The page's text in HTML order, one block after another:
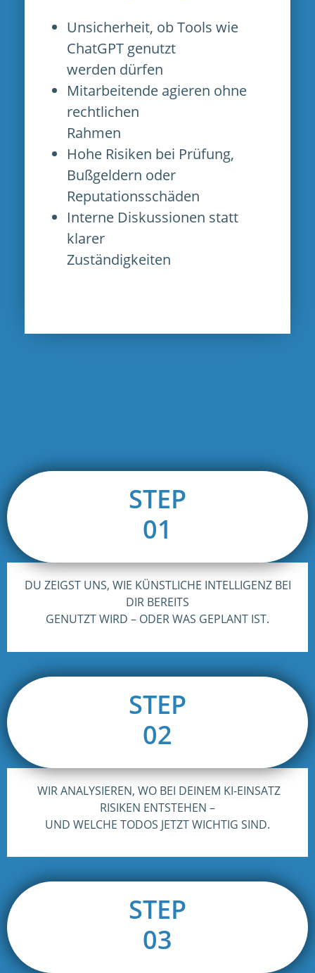
Unsicherheit, ob Tools wie
ChatGPT genutzt
werden dürfen
Mitarbeitende agieren ohne
rechtlichen
Rahmen
Hohe Risiken bei Prüfung,
Bußgeldern oder
Reputationsschäden
Interne Diskussionen statt
klarer
Zuständigkeiten
STEP
01
DU ZEIGST UNS, WIE KÜNSTLICHE INTELLIGENZ BEI
DIR BEREITS
GENUTZT WIRD – ODER WAS GEPLANT IST.
STEP
02
WIR ANALYSIEREN, WO BEI DEINEM KI-EINSATZ
RISIKEN ENTSTEHEN –
UND WELCHE TODOS JETZT WICHTIG SIND.
STEP
03